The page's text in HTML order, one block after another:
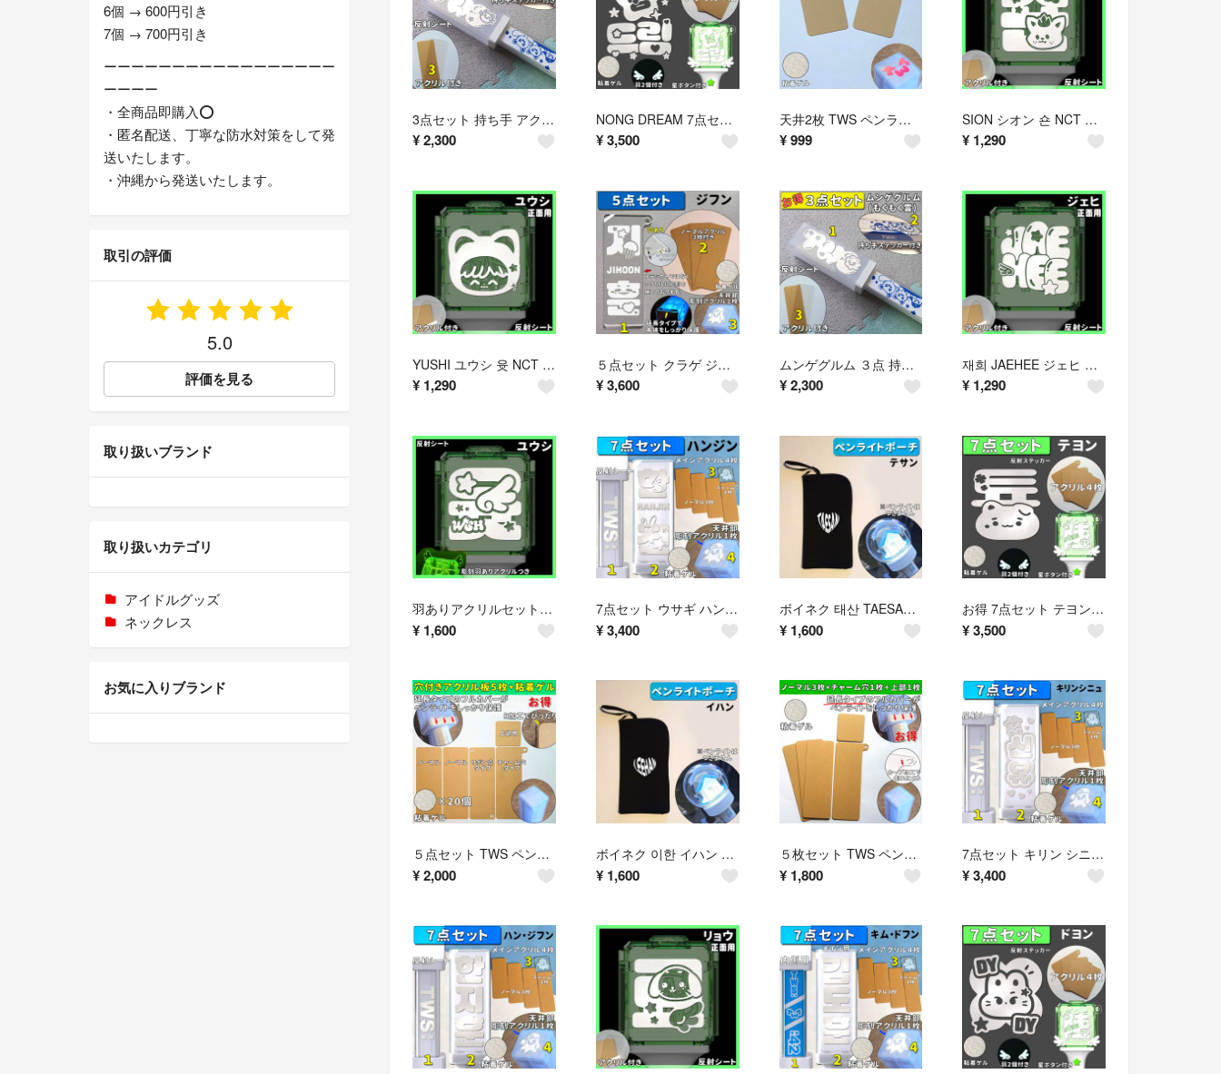
3点セット 持ち手 アクリル トゥニャンイ顔 TWS ペンライト ステッカー
¥2,300
NONG DREAM 7点セット NCT DREAM ペンライト アクリル
¥3,500
天井2枚 TWS ペンライト アクリル 上部
¥ 999
SION シオン 숀 NCT WISH ペンライト アクリル付き
¥ 1,290
YUSHI ユウシ 윳 NCT WISH ペンライト アクリル付き
¥ 1,290
５点セット クラゲ ジフン 彫刻アクリル TWS ペンライト 天井
¥3,600
ムンゲグルム ３点 持ち手 アクリル TWS ペンライト ステッカー
¥ 2,300
재희 JAEHEE ジェヒ NCT WISH ペンライト アクリル
¥ 1,290
羽ありアクリルセット ユウシ NCT WISH ペンライト ステッカー
¥ 1,600
7点セット ウサギ ハンジン TWS ペンライト アクリル 彫刻
¥3,400
ボイネク 태산 TAESAN テサン ペンライト ポーチ ケース
¥ 1,600
お得 7点セット テヨン NCT ペンライト アクリル 羽付き ステッカー
¥3,500
５点セット TWS ペンライト アクリル 天井アクリル リボン穴 チャーム付き
¥2,000
ボイネク 이한 イハン ペンライト ポーチ ケース
¥ 1,600
５枚セット TWS ペンライト アクリル 天井アクリル チャーム付き
¥ 1,800
7点セット キリン シニュ TWS ペンライト アクリル 彫刻
¥3,400
6個 → 600円引き
7個 → 700円引き
ーーーーーーーーーーーーーーーーー
ーーーー
・全商品即購入⭕
・匿名配送、丁寧な防水対策をして発
送いたします。
・沖縄から発送いたします。
取引の評価
5.0
評価を見る
取り扱いブランド
取り扱いカテゴリ
アイドルグッズ
ネックレス
お気に入りブランド